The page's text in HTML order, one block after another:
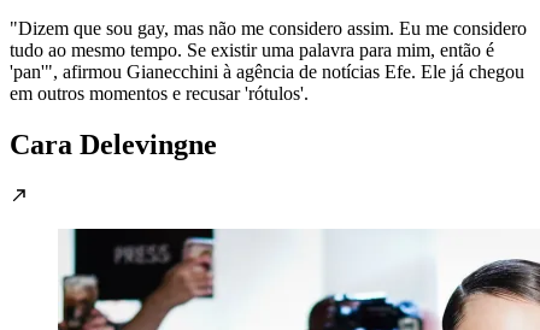
"Dizem que sou gay, mas não me considero assim. Eu me considero
tudo ao mesmo tempo. Se existir uma palavra para mim, então é
'pan'", afirmou Gianecchini à agência de notícias Efe. Ele já chegou
em outros momentos e recusar 'rótulos'.
Cara Delevingne